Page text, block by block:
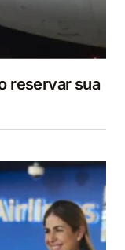
reservar sua